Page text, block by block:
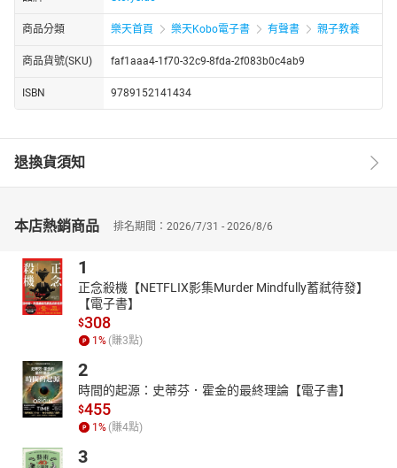
商品分類 樂天首頁 樂天Kobo電子書 有聲書 親子教養
商品貨號(SKU) faf1aaa4-1f70-32c9-8fda-2f083b0c4ab9
ISBN 9789152141434
退換貨須知
本店熱銷商品 排名期間：2026/7/31 - 2026/8/6
1
正念殺機【NETFLIX影集Murder Mindfully蓄弒待發】
【電子書】
$308
1% (賺3點)
2
時間的起源：史蒂芬．霍金的最終理論【電子書】
$455
1% (賺4點)
3